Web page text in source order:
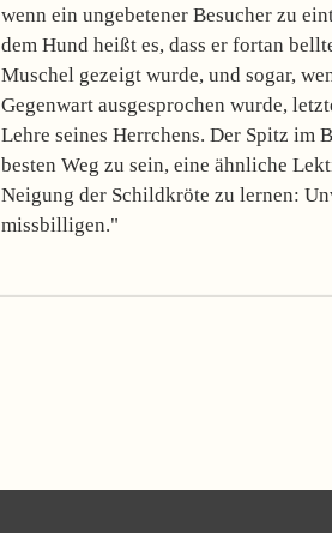
wenn ein ungebetener Besucher zu
dem Hund heißt es, dass er fortan
Muschel gezeigt wurde, und sogar,
Gegenwart ausgesprochen wurde,
Lehre seines Herrchens. Der Spitz im
besten Weg zu sein, eine ähnliche
Neigung der Schildkröte zu lernen:
missbilligen."